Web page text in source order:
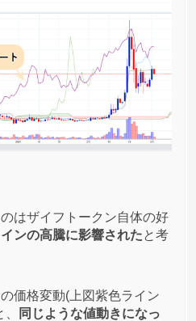
2020/11/09
いのにな～
今こそチャンスでしょう！
ってるんだしできれば高値
ことになるよね？
い？
クン(ZAIF) への投稿
はザイフトークン自体の好
ンの高騰に影響されたと考
価格変動(上図紫色ライン
同じような値動きになっ